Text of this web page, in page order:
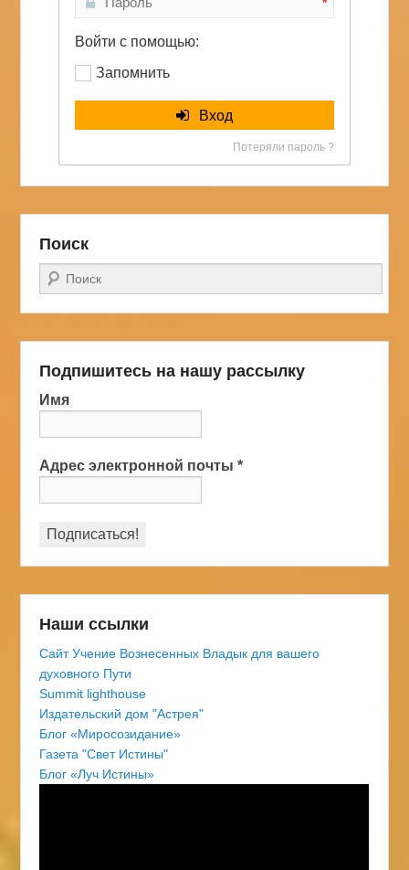
Войти с помощью:
Запомнить
Вход
Потеряли пароль ?
Поиск
Поиск
Подпишитесь на нашу рассылку
Имя
Адрес электронной почты*
Наши ссылки
Сайт Учение Вознесенных Владык для вашего
духовного Пути
Summit lighthouse
Издательский дом "Астрея"
Блог «Миросозидание»
Газета "Свет Истины"
Блог «Луч Истины»